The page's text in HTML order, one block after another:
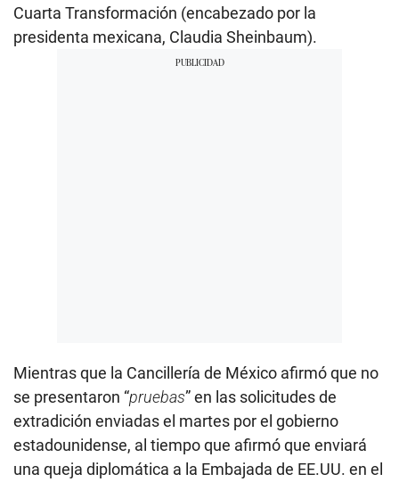
Cuarta Transformación (encabezado por la
presidenta mexicana, Claudia Sheinbaum).
Mientras que la Cancillería de México afirmó que no
se presentaron “pruebas” en las solicitudes de
extradición enviadas el martes por el gobierno
estadounidense, al tiempo que afirmó que enviará
una queja diplomática a la Embajada de EE.UU. en el